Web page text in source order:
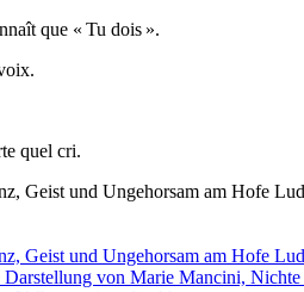
que « Tu dois ».
quel cri.